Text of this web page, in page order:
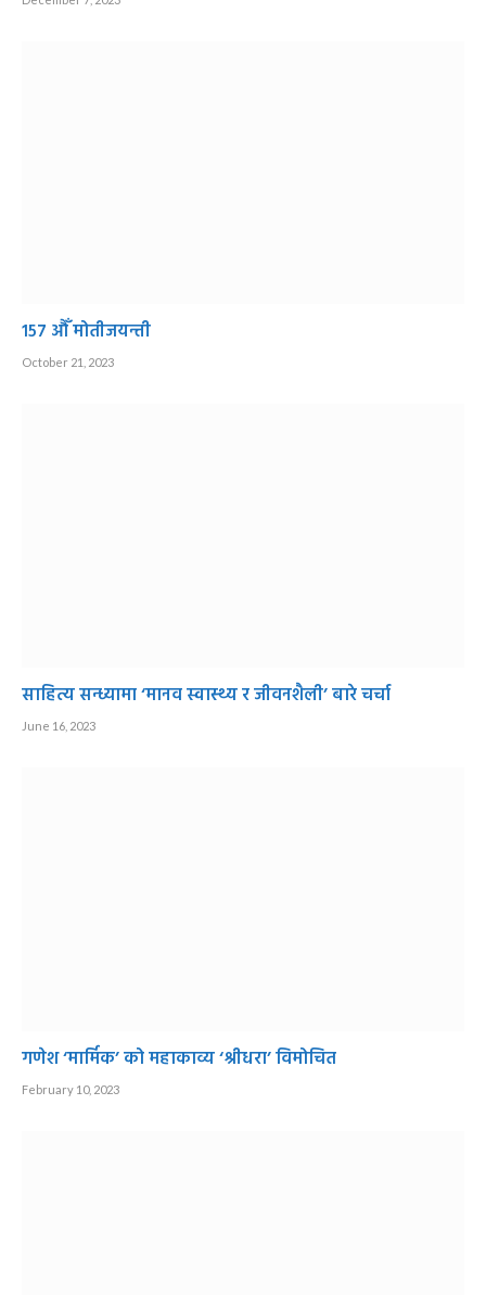
१५७ औँ मोतीजयन्ती
October 21, 2023
साहित्य सन्ध्यामा ‘मानव स्वास्थ्य र जीवनशैली’ बारे चर्चा
June 16, 2023
गणेश ‘मार्मिक’ को महाकाव्य ‘श्रीधरा’ विमोचित
February 10, 2023